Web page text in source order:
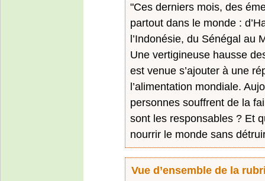
"Ces derniers mois, des
partout dans le monde :
l’Indonésie, du Sénégal au
Une vertigineuse hausse
est venue s’ajouter à une
l’alimentation mondiale.
personnes souffrent de la
sont les responsables ? Et
nourrir le monde sans
Vue d’ensemble de la